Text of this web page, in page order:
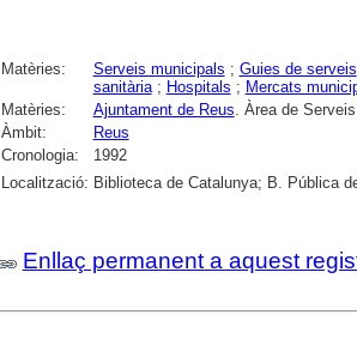
Matèries: Serveis municipals ; Guies de serveis
sanitària; Hospitals ; Mercats
Matèries:
Ajuntament de Reus . Àrea de
Àmbit:
Reus
Cronologia:
1992
Localització: Biblioteca de Catalunya; B. Pública
Enllaç permanent a aquest